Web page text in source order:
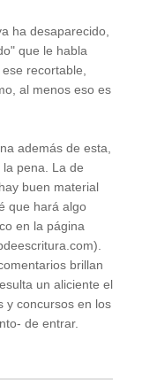
ha desaparecido,
que le habla
recortable,
al menos eso es
además de esta,
pena. La de
buen material
que hará algo
en la página
brillan
un aliciente el
y concursos en los
de entrar.